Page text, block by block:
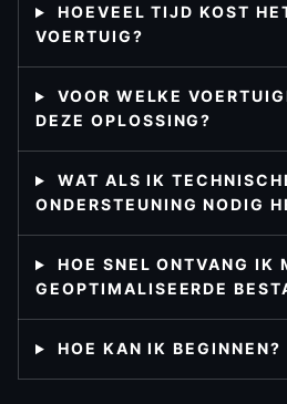
HOEVEEL TIJD KOST
VOERTUIG?
VOOR WELKE
DEZE OPLOSSING?
WAT ALS IK
ONDERSTEUNING NODIG
HOE SNEL ONTVANG IK
GEOPTIMALISEERDE
HOE KAN IK BEGINNEN?